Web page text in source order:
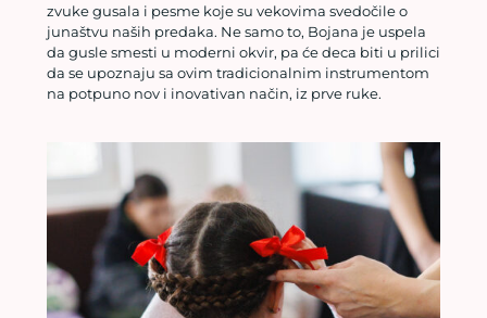
zvuke gusala i pesme koje su vekovima svedočile o
junaštvu naših predaka. Ne samo to, Bojana je uspela
da gusle smesti u moderni okvir, pa će deca biti u prilici
da se upoznaju sa ovim tradicionalnim instrumentom
na potpuno nov i inovativan način, iz prve ruke.